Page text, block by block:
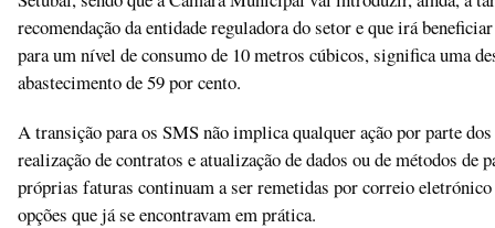
recomendação da entidade reguladora do setor e que irá
para um nível de consumo de 10 metros cúbicos, significa uma
abastecimento de 59 por cento.
A transição para os SMS não implica qualquer ação por parte
realização de contratos e atualização de dados ou de métodos de
próprias faturas continuam a ser remetidas por correio
opções que já se encontravam em prática.